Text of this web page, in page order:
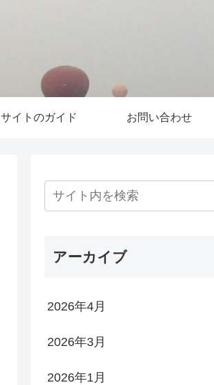
サイトのガイド お問い合わせ
アーカイブ
2026年4月
2026年3月
2026年1月